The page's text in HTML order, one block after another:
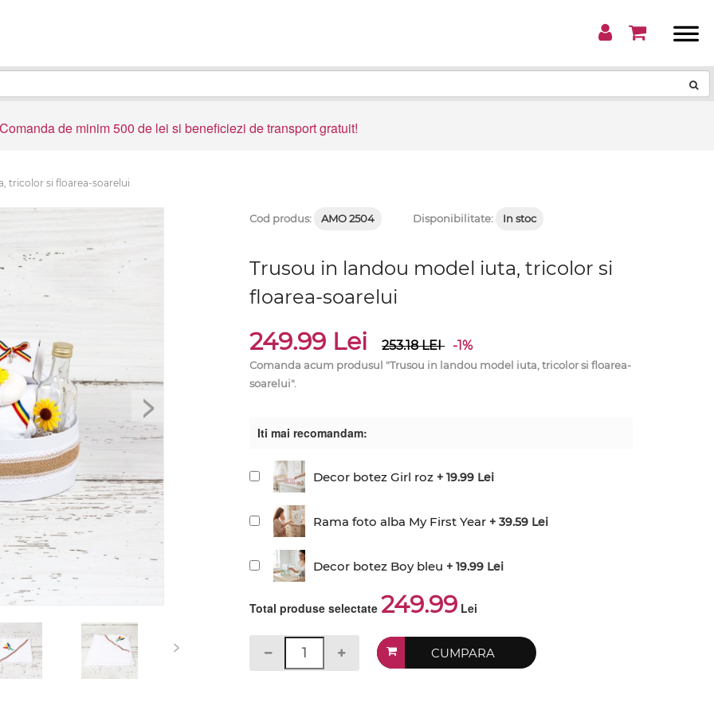
Comanda de minim 500 de lei si beneficiezi de transport gratuit!
tricolor si floarea-soarelui
>
>
Cod produs: AMO 2504 Disponibilitate: In stoc
Trusou in landou model iuta, tricolor si
floarea-soarelui
249.99 Lei 253.18LEI -1%
Comanda acum produsul "Trusou in landou model iuta, tricolor si floarea-
soarelui".
Iti mai recomandam:
Decor botez Girl roz + 19.99 Lei
Rama foto alba My First Year + 39.59 Lei
Decor botez Boy bleu + 19.99 Lei
Total produse selectate 249.99 Lei
CUMPARA